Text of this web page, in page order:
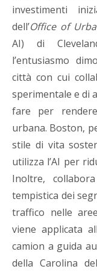
investimenti
dell’Office of
AI) di
l’entusiasmo
città con cui
sperimentale e di
fare per
urbana. Boston,
stile di vita
utilizza l’AI per
Inoltre,
tempistica dei
traffico nelle
viene applicata
camion a guida
della Carolina